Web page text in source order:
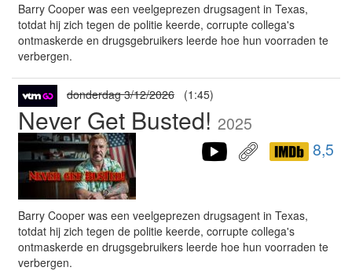
Barry Cooper was een veelgeprezen drugsagent in Texas,
totdat hij zich tegen de politie keerde, corrupte collega's
ontmaskerde en drugsgebruikers leerde hoe hun voorraden te
verbergen.
donderdag 3/12/2026 (1:45)
Never Get Busted! 2025
8,5
Barry Cooper was een veelgeprezen drugsagent in Texas,
totdat hij zich tegen de politie keerde, corrupte collega's
ontmaskerde en drugsgebruikers leerde hoe hun voorraden te
verbergen.